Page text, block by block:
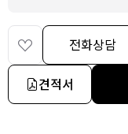
전화상담
견적서